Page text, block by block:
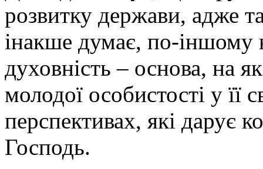
розвитку держави, адже
інакше думає, по-іншому
духовність – основа, на
молодої особистості у її
перспективах, які дарує
Господь.